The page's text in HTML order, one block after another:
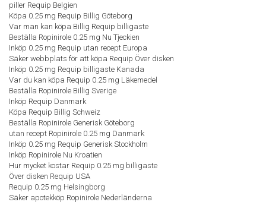
piller Requip Belgien
Köpa 0.25 mg Requip Billig Göteborg
Var man kan köpa Billig Requip billigaste
Beställa Ropinirole 0.25 mg Nu Tjeckien
Inköp 0.25 mg Requip utan recept Europa
Säker webbplats för att köpa Requip Över disken
Inköp 0.25 mg Requip billigaste Kanada
Var du kan köpa Requip 0.25 mg Läkemedel
Beställa Ropinirole Billig Sverige
Inköp Requip Danmark
Köpa Requip Billig Schweiz
Beställa Ropinirole Generisk Göteborg
utan recept Ropinirole 0.25 mg Danmark
Inköp 0.25 mg Requip Generisk Stockholm
Inköp Ropinirole Nu Kroatien
Hur mycket kostar Requip 0.25 mg billigaste
Över disken Requip USA
Requip 0.25 mg Helsingborg
Säker apotekköp Ropinirole Nederländerna